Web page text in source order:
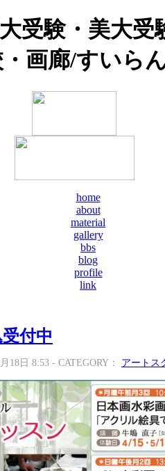
受験・美大
画廊/すいら
home
about
material
gallery
bbs
blog
profile
link
付中
18日 8:53 - CATEGORY： アートス